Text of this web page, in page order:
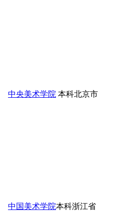
中央美术学院 本科北京市
中国美术学院本科浙江省